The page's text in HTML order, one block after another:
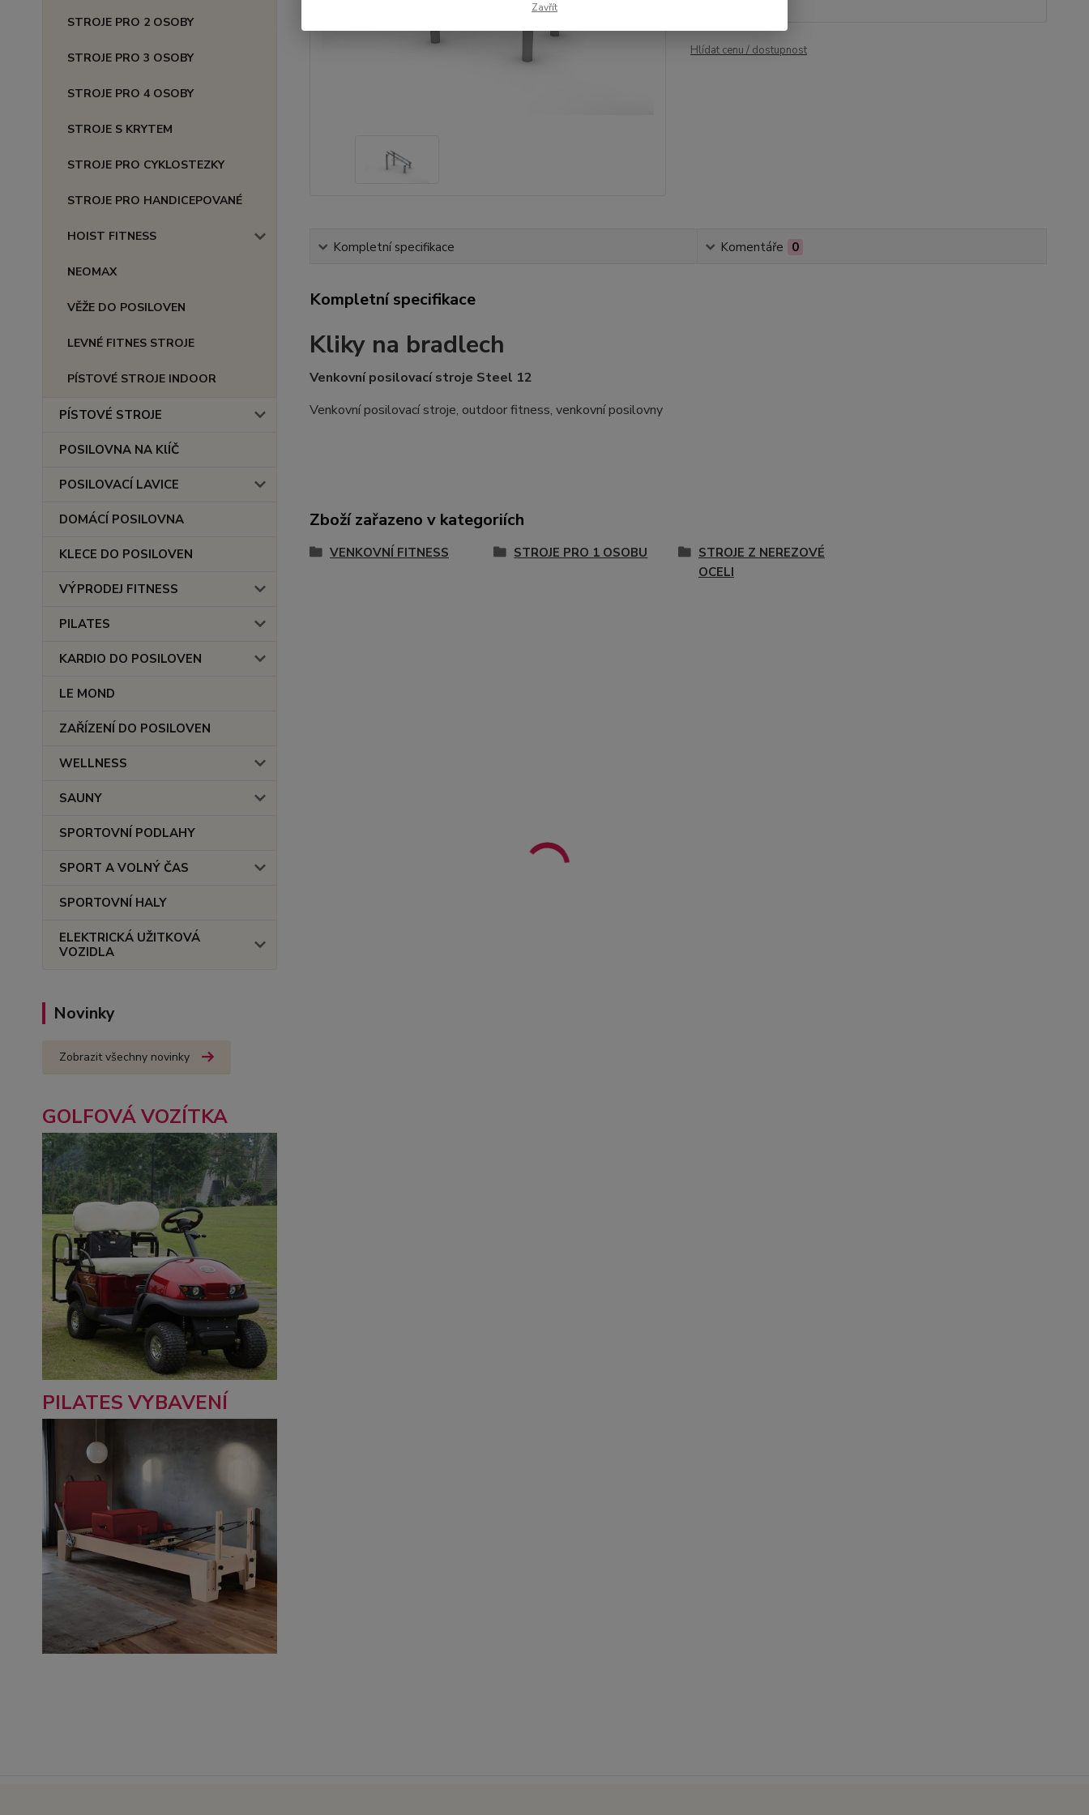
STROJE PRO 2 OSOBY
STROJE PRO 3 OSOBY
STROJE PRO 4 OSOBY
STROJE S KRYTEM
STROJE PRO CYKLOSTEZKY
STROJE PRO HANDICEPOVANÉ
HOIST FITNESS
NEOMAX
VĚŽE DO POSILOVEN
LEVNÉ FITNES STROJE
PÍSTOVÉ STROJE INDOOR
PÍSTOVÉ STROJE
POSILOVNA NA KlÍČ
POSILOVACÍ LAVICE
DOMÁCÍ POSILOVNA
KLECE DO POSILOVEN
VÝPRODEJ FITNESS
PILATES
KARDIO DO POSILOVEN
LE MOND
ZAŘÍZENÍ DO POSILOVEN
WELLNESS
SAUNY
SPORTOVNÍ PODLAHY
SPORT A VOLNÝ ČAS
SPORTOVNÍ HALY
ELEKTRICKÁ UŽITKOVÁ
VOZIDLA
Novinky
Zobrazit všechny novinky
GOLFOVÁ VOZÍTKA
PILATES VYBAVENÍ
Hlídat cenu / dostupnost
Kompletní specifikace Komentáře 0
Kompletní specifikace
Kliky na bradlech
Venkovní posilovací stroje Steel 12
Venkovní posilovací stroje, outdoor fitness, venkovní posilovny
Zboží zařazeno v kategoriích
VENKOVNÍ FITNESS STROJE PRO 1 OSOBU
STROJE Z NEREZOVÉ
OCELI
Zavřít